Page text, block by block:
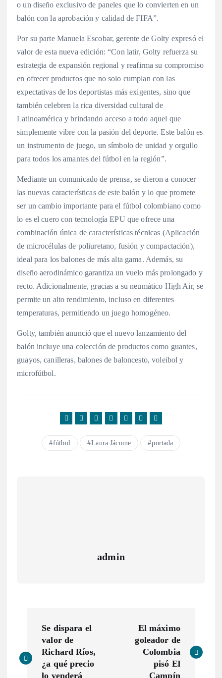
o un diseño exclusivo de paneles que lo convierten en un
balón con la aprobación y calidad de FIFA”.
Por su parte Manuela Escobar, gerente de Golty expresó el
valor de esta nueva edición: “Con latir, Golty refuerza su
estrategia de expansión regional y reafirma su compromiso
en ofrecer productos que no solo cumplan con las
expectativas de los deportistas más exigentes, sino que
también celebren la rica diversidad cultural de
Latinoamérica y brindando acceso a todo aquel que
simplemente vibre con la pasión del deporte. Este balón es
un instrumento de juego, un símbolo de unidad y orgullo
para todos los amantes del fútbol en la región”.
Mediante un comunicado de prensa, se dieron a conocer
las nuevas características de este balón y lo que promete
ser un cambio importante para el fútbol colombiano como
lo es el cuero con tecnología EPU que ofrece una
combinación única de características técnicas (Aplicación
de microcélulas de poliuretano, fusión y compactación),
ideal para los balones de más alta gama. Además, su
diseño aerodinámico garantiza un vuelo más prolongado y
recto. Adicionalmente, gracias a su neumático High Air, se
permite un alto rendimiento, incluso en diferentes
temperaturas, permitiendo un juego homogéneo.
Golty, también anunció que el nuevo lanzamiento del
balón incluye una colección de productos como guantes,
guayos, canilleras, balones de baloncesto, voleibol y
microfútbol.
fútbol Laura Jácome portada
admin
v
Se dispara el
valor de
Richard Ríos,
¿a qué precio
lo venderá
El máximo
goleador de
Colombia
pisó El
Campín